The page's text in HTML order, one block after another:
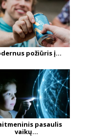
požiūris į...
pasaulis
vaikų...